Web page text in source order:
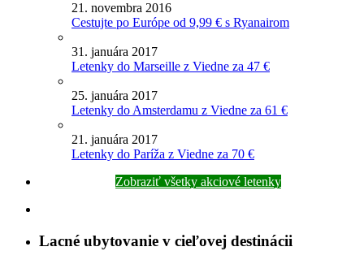
21. novembra 2016
Cestujte po Európe od 9,99 € s Ryanairom
31. januára 2017
Letenky do Marseille z Viedne za 47 €
25. januára 2017
Letenky do Amsterdamu z Viedne za 61 €
21. januára 2017
Letenky do Paríža z Viedne za 70 €
Zobraziť všetky akciové letenky
Lacné ubytovanie v cieľovej destinácii